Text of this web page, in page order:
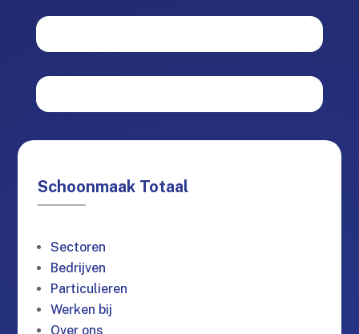
Schoonmaak Totaal
Sectoren
Bedrijven
Particulieren
Werken bij
Over ons